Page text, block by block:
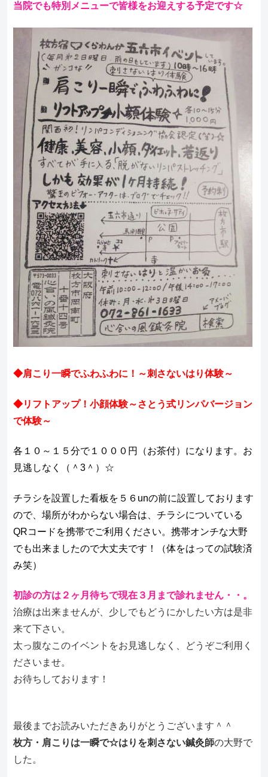
当院でも特別メニューで皆様をお迎えする予定です☆
◆肩こり一瞬でふわふわに！～刺さないはり体験～
◆リフトアップ！小顔体験～さとう式リンパバージョン
で体験～
各１０～１５分で１０００円（お茶付）になります。お
見逃しなく（＾3＾）☆
チラシを設置した看板を５６unの前に設置しております
ので、場所がわからない場合は、チラシについている
QRコードを携帯でご利用ください。携帯オンチな大野
でも出来ましたので大丈夫です！（体をはっての試験済
み笑）
初診の方は２ヶ月待ちで現在３月まで診れません・・。
治療は出来ませんが、少しでもどうにかしたい方は是非
来て下さい。
太っ腹なこのイベントをお見逃しなく、どうぞご利用く
ださいませ。
お待ちしております！
最後までお読みいただきありがとうございます＾＾
枚方・肩こりは一瞬で☆はりを刺さない鍼灸師の大野で
した。